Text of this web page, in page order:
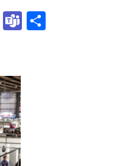
Telegram
Teams